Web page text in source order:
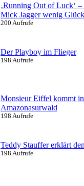
‚Running Out of Luck‘
Mick Jagger wenig
200 Aufrufe
Der Playboy im Flieger
198 Aufrufe
Monsieur Eiffel kommt
Amazonasurwald
198 Aufrufe
Teddy Stauffer erklärt
198 Aufrufe